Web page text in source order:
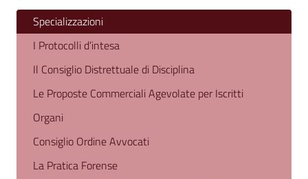
Specializzazioni
I Protocolli d’intesa
Il Consiglio Distrettuale di Disciplina
Le Proposte Commerciali Agevolate per Iscritti
Organi
Consiglio Ordine Avvocati
La Pratica Forense